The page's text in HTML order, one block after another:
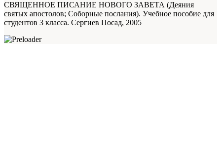
СВЯЩЕННОЕ ПИСАНИЕ НОВОГО ЗАВЕТА (Деяния
святых апостолов; Соборные послания). Учебное пособие для
студентов 3 класса. Сергиев Посад, 2005